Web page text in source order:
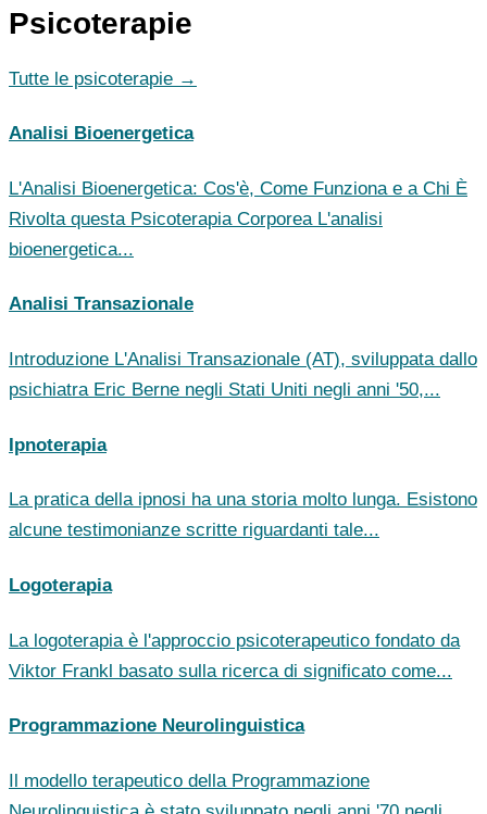
Psicoterapie
Tutte le psicoterapie →
Analisi Bioenergetica
L'Analisi Bioenergetica: Cos'è, Come Funziona e a Chi È
Rivolta questa Psicoterapia Corporea L'analisi
bioenergetica...
Analisi Transazionale
Introduzione L'Analisi Transazionale (AT), sviluppata dallo
psichiatra Eric Berne negli Stati Uniti negli anni '50,...
Ipnoterapia
La pratica della ipnosi ha una storia molto lunga. Esistono
alcune testimonianze scritte riguardanti tale...
Logoterapia
La logoterapia è l'approccio psicoterapeutico fondato da
Viktor Frankl basato sulla ricerca di significato come...
Programmazione Neurolinguistica
Il modello terapeutico della Programmazione